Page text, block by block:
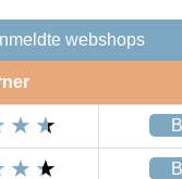
webshops